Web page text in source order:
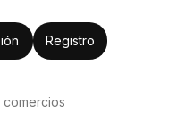
Registro
comercios